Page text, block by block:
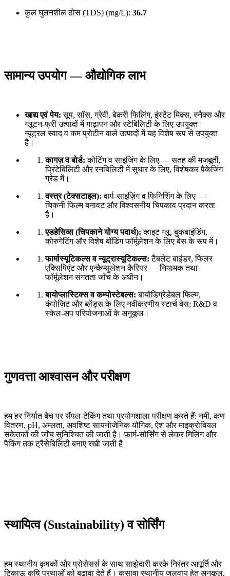
कुल घुलनशील ठोस (TDS) (mg/L): 36.7
सामान्य उपयोग — औद्योगिक लाभ
खाद्य एवं पेय: सूप, सॉस, ग्रेवी, बेकरी फिलिंग, इंस्टेंट मिक्स, स्नैक्स और
ग्लूटन-फ्री उत्पादों में गाढ़ापन और स्टेबिलिटी के लिए उपयुक्त।
न्यूट्रल स्वाद व कम प्रोटीन वाले उत्पादों में यह विशेष रूप से उपयुक्त
है।
कागज़ व बोर्ड: कोटिंग व साइजिंग के लिए — सतह की मजबूती,
प्रिंटेबिलिटी और रनबिलिटी में सुधार के लिए, विशेषकर पैकेजिंग
ग्रेड में।
वस्त्र (टेक्सटाइल): वार्प-साइज़िंग व फिनिशिंग के लिए —
चिकनी फिल्म बनावट और विश्वसनीय चिपकाव प्रदान करता
है।
एडहेसिव्स (चिपकाने योग्य पदार्थ): व्हाइट ग्लू, बुकबाइंडिंग,
कोरुगेटिंग और विशेष बोंडिंग फॉर्मूलेशन के लिए बेस के रूप में।
फार्मास्यूटिकल्स व न्यूट्रास्यूटिकल्स: टैबलेट बाइंडर, फिलर
एक्सिपिएंट और एन्कैप्सुलेशन कैरियर — नियामक तथा
फॉर्मूलेशन संगतता जाँच के अधीन।
बायोप्लास्टिक्स व कम्पोस्टेबल्स: बायोडिग्रेडेबल फिल्म,
कंपोज़िट और ब्लेंड्स के लिए नवीकरणीय स्टार्च बेस; R&D व
स्केल-अप परियोजनाओं के अनुकूल।
गुणवत्ता आश्वासन और परीक्षण
हम हर निर्यात बैच पर सैंपल-टेकिंग तथा प्रयोगशाला परीक्षण करते हैं: नमी, कण
वितरण, pH, अम्लता, अवशिष्ट सायनोजेनिक यौगिक, ऐश और माइक्रोबियल
संकेतकों की जाँच सुनिश्चित की जाती है। फ़ार्म-सोर्सिंग से लेकर मिलिंग और
पैकिंग तक ट्रैसेबिलिटी बनाए रखी जाती है।
स्थायित्व (Sustainability) व सोर्सिंग
हम स्थानीय कृषकों और प्रोसेसर्स के साथ साझेदारी करके निरंतर आपूर्ति और
टिकाऊ कृषि प्रथाओं को बढ़ावा देते हैं। कसावा स्थानीय जलवायु हेतु अनुकूल,